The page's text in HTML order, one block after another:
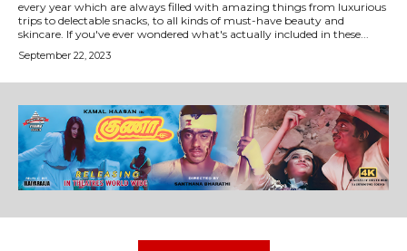
every year which are always filled with amazing things from luxurious
trips to delectable snacks, to all kinds of must-have beauty and
skincare. If you've ever wondered what's actually included in these...
September 22, 2023